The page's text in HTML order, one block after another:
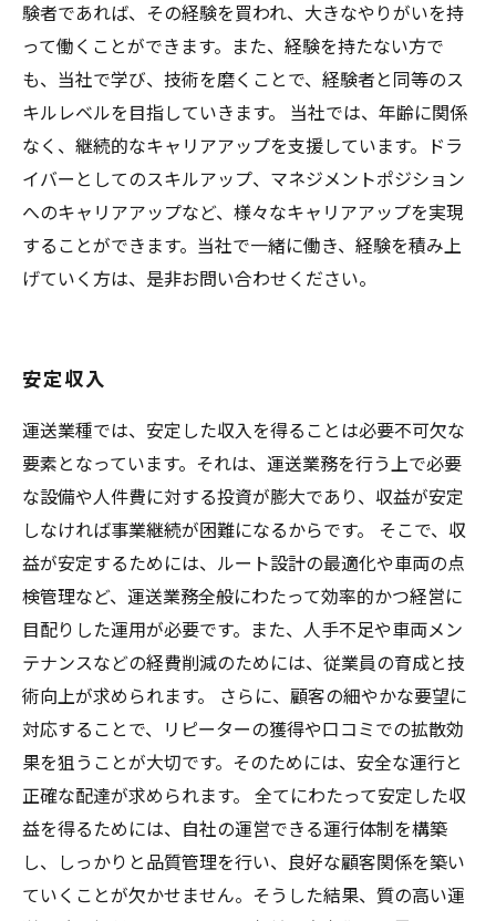
験者であれば、その経験を買われ、大きなやりがいを持
って働くことができます。また、経験を持たない方で
も、当社で学び、技術を磨くことで、経験者と同等のス
キルレベルを目指していきます。 当社では、年齢に関係
なく、継続的なキャリアアップを支援しています。ドラ
イバーとしてのスキルアップ、マネジメントポジション
へのキャリアアップなど、様々なキャリアアップを実現
することができます。当社で一緒に働き、経験を積み上
げていく方は、是非お問い合わせください。
安定収入
運送業種では、安定した収入を得ることは必要不可欠な
要素となっています。それは、運送業務を行う上で必要
な設備や人件費に対する投資が膨大であり、収益が安定
しなければ事業継続が困難になるからです。 そこで、収
益が安定するためには、ルート設計の最適化や車両の点
検管理など、運送業務全般にわたって効率的かつ経営に
目配りした運用が必要です。また、人手不足や車両メン
テナンスなどの経費削減のためには、従業員の育成と技
術向上が求められます。 さらに、顧客の細やかな要望に
対応することで、リピーターの獲得や口コミでの拡散効
果を狙うことが大切です。そのためには、安全な運行と
正確な配達が求められます。 全てにわたって安定した収
益を得るためには、自社の運営できる運行体制を構築
し、しっかりと品質管理を行い、良好な顧客関係を築い
ていくことが欠かせません。そうした結果、質の高い運